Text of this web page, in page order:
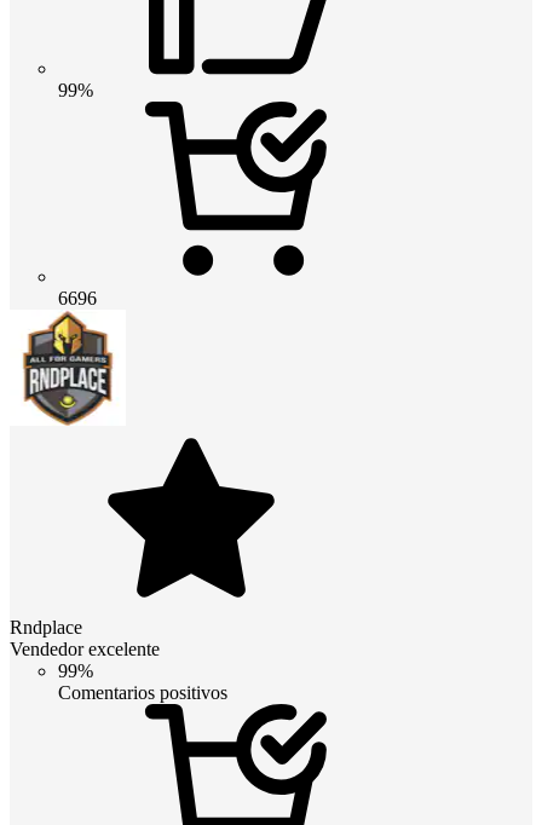
99%
6696
Rndplace
Vendedor excelente
99%
Comentarios positivos